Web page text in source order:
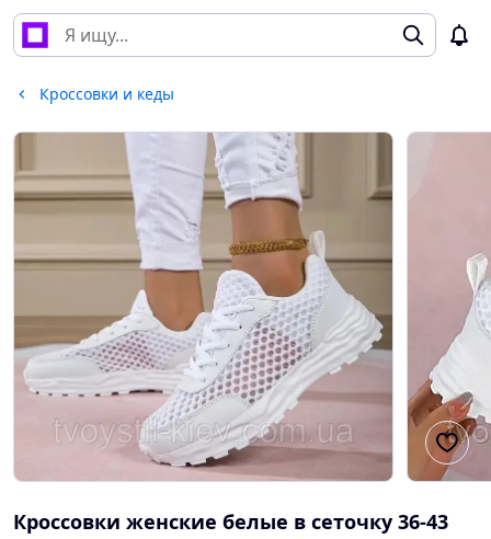
Кроссовки и кеды
Кроссовки женские белые в сеточку 36-43